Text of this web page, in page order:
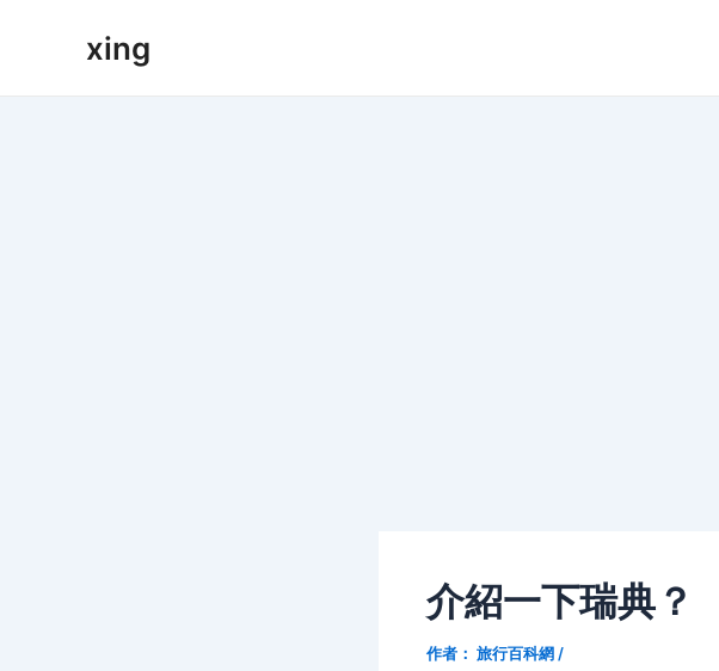
xing
介紹一下瑞典？
作者： 旅行百科網 /